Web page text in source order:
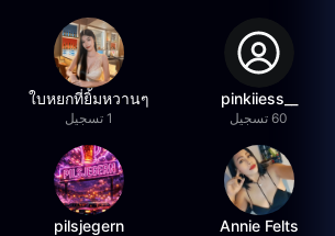
60 تسجيل
ใบหยกที่ยิ้มหวานๆ
1 تسجيل
Annie Felts
pilsjegern